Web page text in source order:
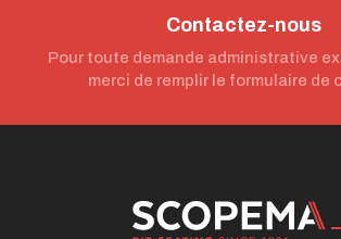
Contactez-nous
Pour toute demande administrative
merci de remplir le formulaire de